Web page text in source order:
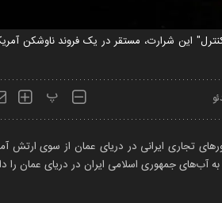
این شرارت، مستقر در یک فروند ناوشکن
پ
تجاری ایرانی در دریای عمان از سوی
آب‌های جمهوری اسلامی ایران در دریای عمان را